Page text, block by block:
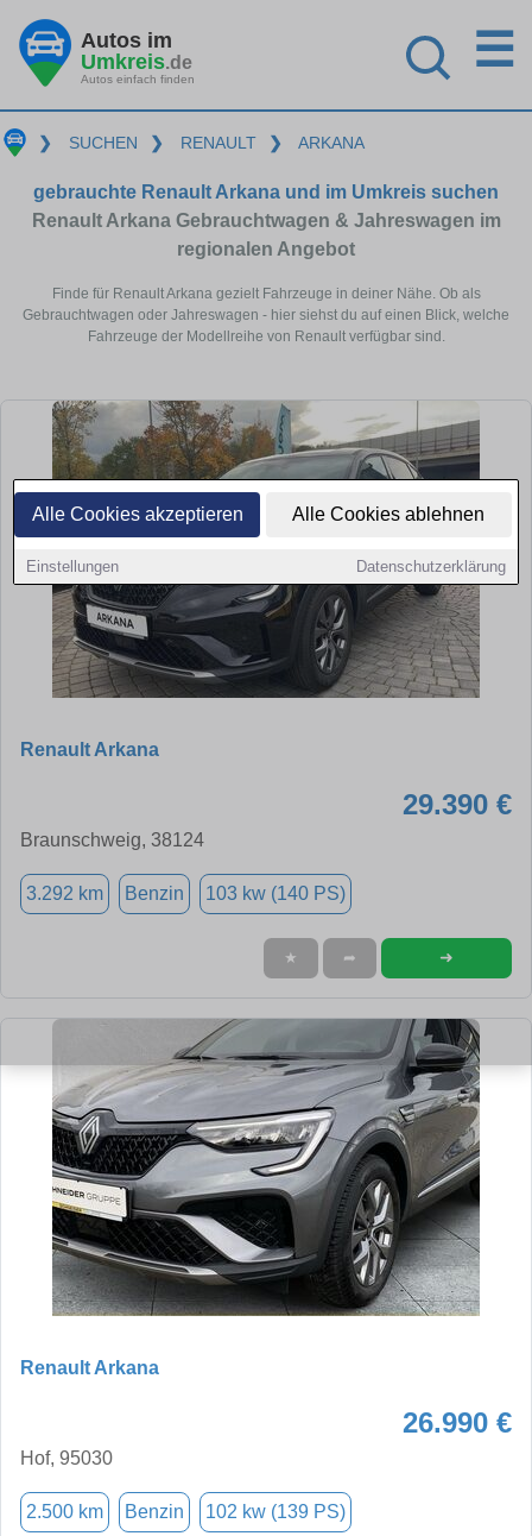
Alle Cookies akzeptieren Alle Cookies ablehnen
Einstellungen Datenschutzerklärung
Autos im
Umkreis.de
Autos einfach finden
☰
❯ SUCHEN ❯ RENAULT ❯ ARKANA
gebrauchte Renault Arkana und im Umkreis suchen
Renault Arkana Gebrauchtwagen & Jahreswagen im
regionalen Angebot
Finde für Renault Arkana gezielt Fahrzeuge in deiner Nähe. Ob als
Gebrauchtwagen oder Jahreswagen - hier siehst du auf einen Blick, welche
Fahrzeuge der Modellreihe von Renault verfügbar sind.
Renault Arkana
29.390 €
Braunschweig, 38124
3.292 km Benzin 103 kw (140 PS)
★ ➦ ➜
Renault Arkana
26.990 €
Hof, 95030
2.500 km Benzin 102 kw (139 PS)